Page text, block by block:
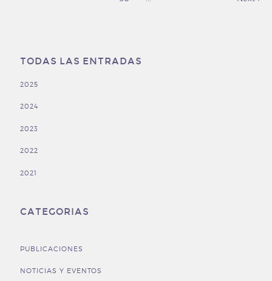
TODAS LAS ENTRADAS
2025
2024
2023
2022
2021
CATEGORIAS
PUBLICACIONES
NOTICIAS Y EVENTOS